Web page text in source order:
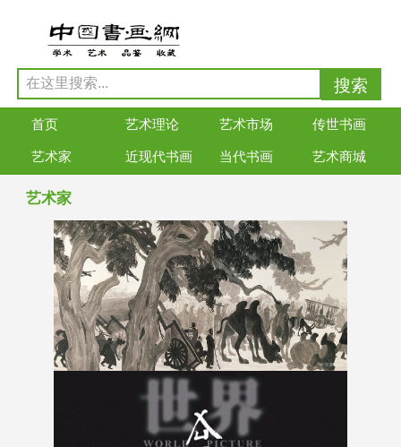
首页 艺术理论 艺术市场 传世书画
艺术家 近现代书画 当代书画 艺术商城
艺术家